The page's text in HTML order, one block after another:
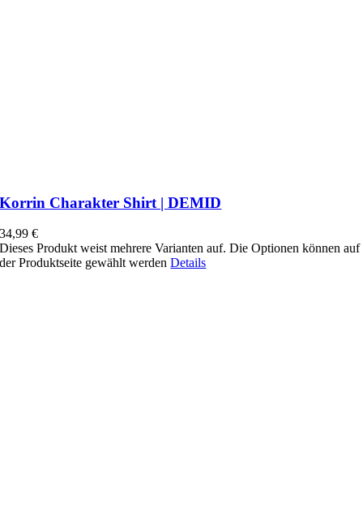
Korrin Charakter Shirt | DEMID
34,99€
Dieses Produkt weist mehrere Varianten auf. Die Optionen können auf
der Produktseite gewählt werdenDetails